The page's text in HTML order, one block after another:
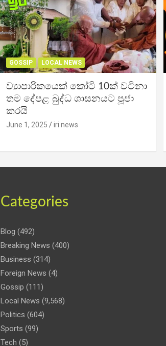
GOSSIP LOCAL NEWS
ව්‍යාපාරිකයෙක් කෝටි 10ක් වටිනා
තම දේපළ බුද්ධ ශාසනයට පූජා
කරයි
June 1, 2025 iri news
Categories
Blog (492)
Breaking News (400)
Business (314)
Foreign News (4)
Gossip (111)
Local News (9,568)
Politics (604)
Sports (99)
Tech (5)